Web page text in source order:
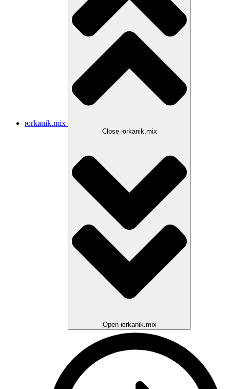
юrkanik.mix
Close юrkanik.mix
Open юrkanik.mix